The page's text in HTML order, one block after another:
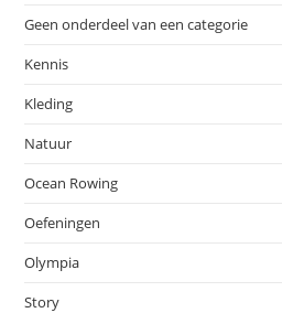
Geen onderdeel van een categorie
Kennis
Kleding
Natuur
Ocean Rowing
Oefeningen
Olympia
Story